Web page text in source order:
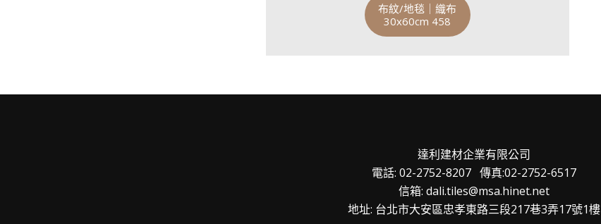
布紋/地毯｜織布
30x60cm 458
達利建材企業有限公司
電話: 02-2752-8207 傳真:02-2752-6517
信箱: dali.tiles@msa.hinet.net
地址: 台北市大安區忠孝東路三段217巷3弄17號1樓